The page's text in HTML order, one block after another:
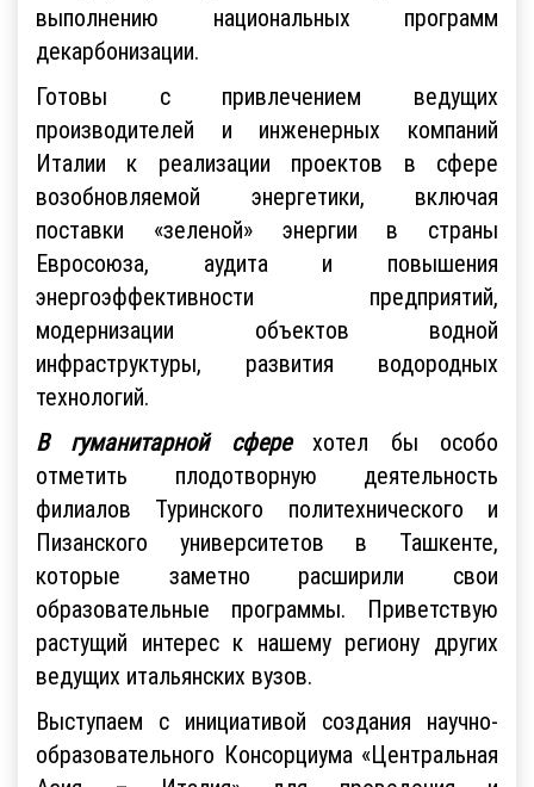
выполнению национальных программ
декарбонизации.
Готовы с привлечением ведущих
производителей и инженерных компаний
Италии к реализации проектов в сфере
возобновляемой энергетики, включая
поставки «зеленой» энергии в страны
Евросоюза, аудита и повышения
энергоэффективности предприятий,
модернизации объектов водной
инфраструктуры, развития водородных
технологий.
В гуманитарной сфере
хотел бы особо
отметить плодотворную деятельность
филиалов Туринского политехнического и
Пизанского университетов в Ташкенте,
которые заметно расширили свои
образовательные программы. Приветствую
растущий интерес к нашему региону других
ведущих итальянских вузов.
Выступаем с инициативой создания научно-
образовательного Консорциума «Центральная